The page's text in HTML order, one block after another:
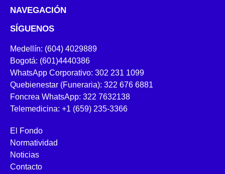
NAVEGACIÓN
SÍGUENOS
Medellín: (604) 4029889
Bogotá: (601)4440386
WhatsApp Corporativo: 302 231 1099
Quebienestar (Funeraria): 322 676 6881
Foncrea WhatsApp: 322 7632138
Telemedicina: +1 (659) 235-3366
El Fondo
Normatividad
Noticias
Contacto